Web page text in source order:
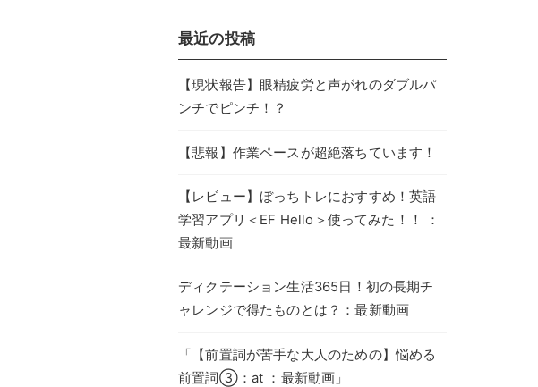
最近の投稿
【現状報告】眼精疲労と声がれのダブルパ
ンチでピンチ！？
【悲報】作業ペースが超絶落ちています！
【レビュー】ぼっちトレにおすすめ！英語
学習アプリ＜EF Hello＞使ってみた！！ ：
最新動画
ディクテーション生活365日！初の長期チ
ャレンジで得たものとは？：最新動画
「【前置詞が苦手な大人のための】悩める
前置詞③：at ：最新動画」